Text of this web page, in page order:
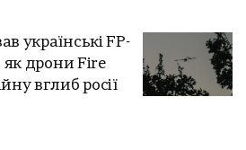
українські FP-
як дрони Fire
вглиб росії